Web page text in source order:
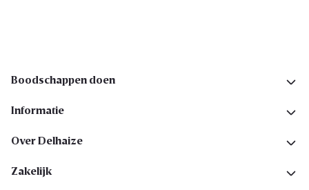
Boodschappen doen
Informatie
Over Delhaize
Zakelijk